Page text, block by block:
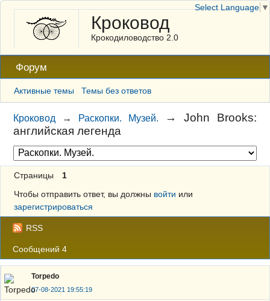
Кроковод
Крокодиловодство 2.0
Форум
Активные темы Темы без ответов
Кроковод → Раскопки. Музей. → John Brooks:
английская легенда
Страницы
1
Чтобы отправить ответ, вы должны войти или
зарегистрироваться
RSS
Сообщений 4
Torpedo
07-08-2021 19:55:19
Select Language ▼